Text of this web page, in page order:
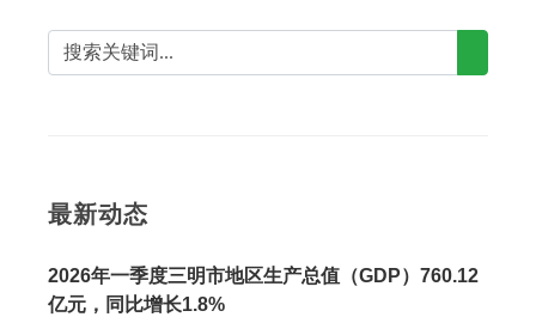
最新动态
2026年一季度三明市地区生产总值（GDP）760.12
亿元，同比增长1.8%